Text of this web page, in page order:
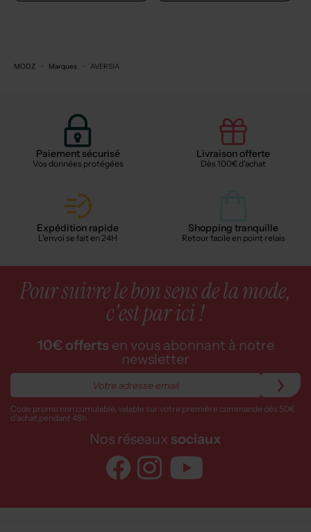
MODZ Marques AVERSIA
Paiement sécurisé
Vos données protégées
Livraison offerte
Dès 100€ d'achat
Expédition rapide
L'envoi se fait en 24H
Shopping tranquille
Retour facile en point relais
Pour suivre le bon sens de la mode,
c'est par ici !
10€ offerts en vous abonnant à notre
newsletter
Code promo non cumulable, valable sur votre première commande dès 50€
d’achat pendant 48h
Nos réseaux sociaux